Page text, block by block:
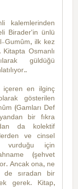
kalemlerinden
Birader'in ünlü
Gumûm, ilk kez
Kitapta Osmanlı
güldüğü
içeren en ilginç
gösterilen
(Gamları Def
bir fıkra
da kolektif
ve cinsel
vurduğu için
(şehvet
Ancak ona, ne
sıradan bir
gerek. Kitap,